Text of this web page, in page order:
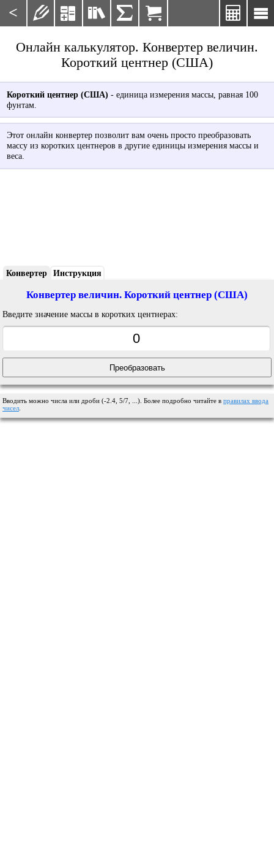
< 

    
Онлайн калькулятор. Конвертер величин.
Короткий центнер (США)
Короткий центнер (США) - единица измерения массы, равная 100
фунтам.
Этот онлайн конвертер позволит вам очень просто преобразовать
массу из коротких центнеров в другие единицы измерения массы и
веса.
Конвертер Инструкция
Конвертер величин. Короткий центнер (США)
Введите значение массы в коротких центнерах:
Вводить можно числа или дроби (-2.4, 5/7, ...). Более подробно читайте в правилах ввода
чисел